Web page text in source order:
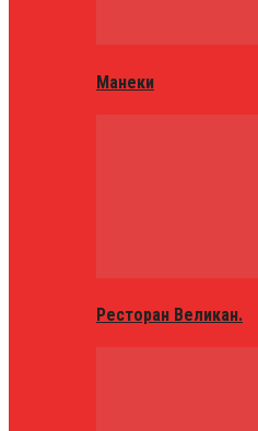
Манеки
Ресторан Великан.